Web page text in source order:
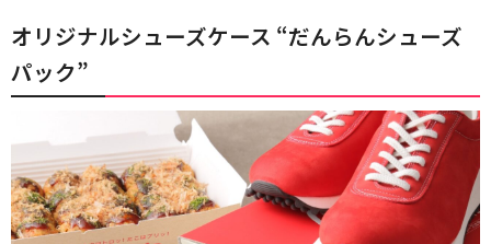
オリジナルシューズケース “だんらんシューズ
パック”